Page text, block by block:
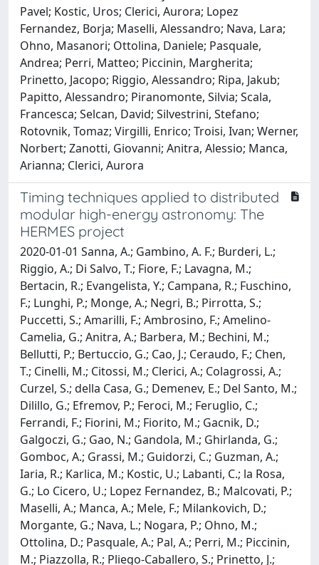
Pavel; Kostic, Uros; Clerici, Aurora; Lopez
Fernandez, Borja; Maselli, Alessandro; Nava, Lara;
Ohno, Masanori; Ottolina, Daniele; Pasquale,
Andrea; Perri, Matteo; Piccinin, Margherita;
Prinetto, Jacopo; Riggio, Alessandro; Ripa, Jakub;
Papitto, Alessandro; Piranomonte, Silvia; Scala,
Francesca; Selcan, David; Silvestrini, Stefano;
Rotovnik, Tomaz; Virgilli, Enrico; Troisi, Ivan; Werner,
Norbert; Zanotti, Giovanni; Anitra, Alessio; Manca,
Arianna; Clerici, Aurora
Timing techniques applied to distributed
modular high-energy astronomy: The
HERMES project
2020-01-01 Sanna, A.; Gambino, A. F.; Burderi, L.;
Riggio, A.; Di Salvo, T.; Fiore, F.; Lavagna, M.;
Bertacin, R.; Evangelista, Y.; Campana, R.; Fuschino,
F.; Lunghi, P.; Monge, A.; Negri, B.; Pirrotta, S.;
Puccetti, S.; Amarilli, F.; Ambrosino, F.; Amelino-
Camelia, G.; Anitra, A.; Barbera, M.; Bechini, M.;
Bellutti, P.; Bertuccio, G.; Cao, J.; Ceraudo, F.; Chen,
T.; Cinelli, M.; Citossi, M.; Clerici, A.; Colagrossi, A.;
Curzel, S.; della Casa, G.; Demenev, E.; Del Santo, M.;
Dilillo, G.; Efremov, P.; Feroci, M.; Feruglio, C.;
Ferrandi, F.; Fiorini, M.; Fiorito, M.; Gacnik, D.;
Galgoczi, G.; Gao, N.; Gandola, M.; Ghirlanda, G.;
Gomboc, A.; Grassi, M.; Guidorzi, C.; Guzman, A.;
Iaria, R.; Karlica, M.; Kostic, U.; Labanti, C.; la Rosa,
G.; Lo Cicero, U.; Lopez Fernandez, B.; Malcovati, P.;
Maselli, A.; Manca, A.; Mele, F.; Milankovich, D.;
Morgante, G.; Nava, L.; Nogara, P.; Ohno, M.;
Ottolina, D.; Pasquale, A.; Pal, A.; Perri, M.; Piccinin,
M.; Piazzolla, R.; Pliego-Caballero, S.; Prinetto, J.;